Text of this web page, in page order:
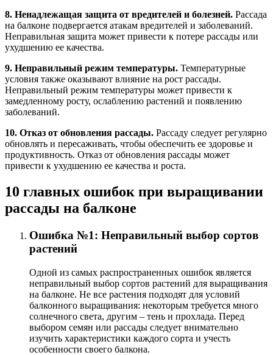
8. Ненадлежащая защита от вредителей и болезней. Рассада
на балконе подвергается атакам вредителей и заболеваний.
Неправильная защита может привести к потере рассады или
ухудшению ее качества.
9. Неправильный режим температуры. Температурные
условия также оказывают влияние на рост рассады.
Неправильный режим температуры может привести к
замедленному росту, ослаблению растений и появлению
заболеваний.
10. Отказ от обновления рассады. Рассаду следует регулярно
обновлять и пересаживать, чтобы обеспечить ее здоровье и
продуктивность. Отказ от обновления рассады может
привести к ухудшению ее качества и роста.
10 главных ошибок при выращивании
рассады на балконе
Ошибка №1: Неправильный выбор сортов
растений
Одной из самых распространенных ошибок является
неправильный выбор сортов растений для выращивания
на балконе. Не все растения подходят для условий
балконного выращивания: некоторым требуется много
солнечного света, другим – тень и прохлада. Перед
выбором семян или рассады следует внимательно
изучить характеристики каждого сорта и учесть
особенности своего балкона.